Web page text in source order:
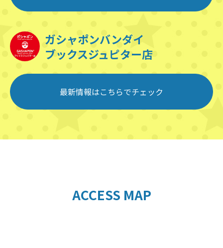
ガシャポンバンダイ
ブックスジュピター店
最新情報はこちらでチェック
ACCESS MAP